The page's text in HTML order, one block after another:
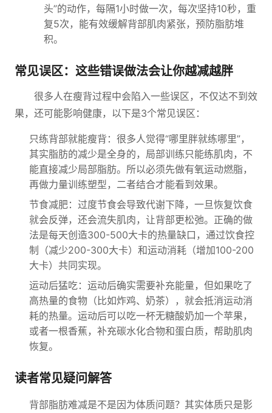
头”的动作，每隔1小时做一次，每次坚持10秒，重
复5次，能有效缓解背部肌肉紧张，预防脂肪堆
积。
常见误区：这些错误做法会让你越减越胖
很多人在瘦背过程中会陷入一些误区，不仅达不到效
果，还可能影响健康，以下是3个常见误区：
只练背部就能瘦背：很多人觉得“哪里胖就练哪里”，
其实脂肪的减少是全身的，局部训练只能练肌肉，不
能直接减少局部脂肪。所以必须先做有氧运动燃脂，
再做力量训练塑型，二者结合才能看到效果。
节食减肥：过度节食会导致代谢下降，一旦恢复饮食
就会反弹，还会流失肌肉，让背部更松弛。正确的做
法是每天创造300-500大卡的热量缺口，通过饮食控
制（减少200-300大卡）和运动消耗（增加100-200
大卡）共同实现。
运动后猛吃：运动后确实需要补充能量，但如果吃了
高热量的食物（比如炸鸡、奶茶），就会抵消运动消
耗的热量。运动后可以吃一杯无糖酸奶加一个苹果，
或者一根香蕉，补充碳水化合物和蛋白质，帮助肌肉
恢复。
读者常见疑问解答
背部脂肪难减是不是因为体质问题？其实体质只是影